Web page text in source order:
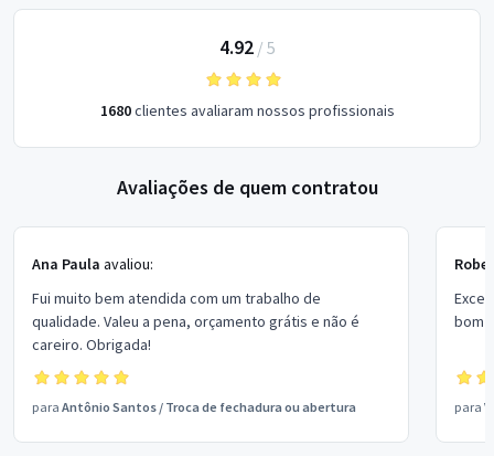
4.92/ 5
1680clientes avaliaram nossos profissionais
Avaliações de quem contratou
Ana Paula avaliou:
Fui muito bem atendida com um trabalho de
qualidade. Valeu a pena, orçamento grátis e não é
careiro. Obrigada!
para Antônio Santos / Troca de fechadura ou abertura
bom
para